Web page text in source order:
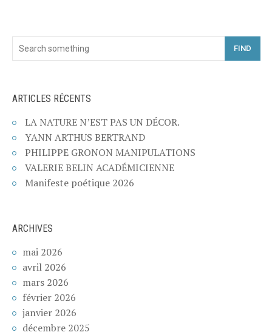
FIND
ARTICLES RÉCENTS
LA NATURE N’EST PAS UN DÉCOR.
YANN ARTHUS BERTRAND
PHILIPPE GRONON MANIPULATIONS
VALERIE BELIN ACADÉMICIENNE
Manifeste poétique 2026
ARCHIVES
mai 2026
avril 2026
mars 2026
février 2026
janvier 2026
décembre 2025